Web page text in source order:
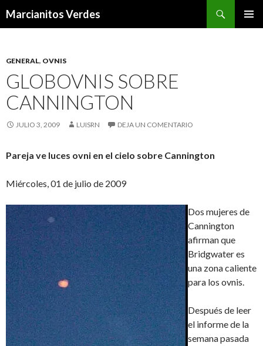
Marcianitos Verdes
GENERAL, OVNIS
GLOBOVNIS SOBRE
CANNINGTON
JULIO 3, 2009 LUISRN DEJA UN COMENTARIO
Pareja ve luces ovni en el cielo sobre Cannington
Miércoles, 01 de julio de 2009
Dos mujeres de
Cannington
afirman que
Bridgwater es
una zona caliente
para los ovnis.
Después de leer
el informe de la
semana pasada